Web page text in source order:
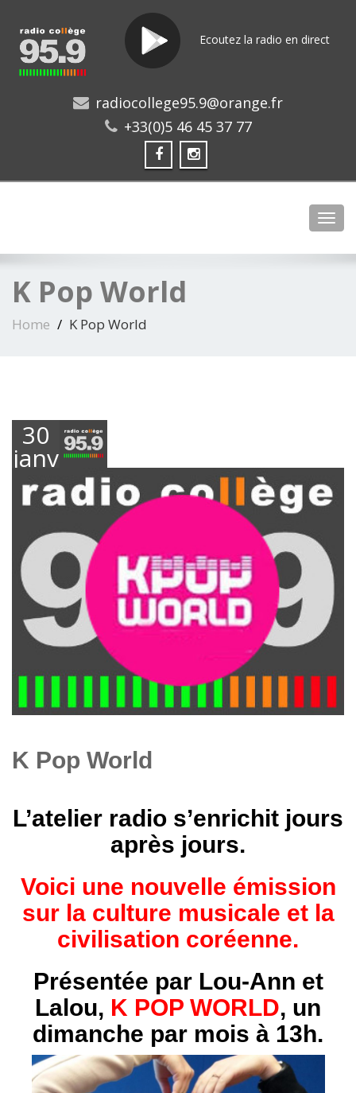
Ecoutez la radio en direct
radiocollege95.9@orange.fr
+33(0)5 46 45 37 77
K Pop World
Home K Pop World
30
janvier
2019
K Pop World
L’atelier radio s’enrichit jours
après jours.
Voici une nouvelle émission
sur la culture musicale et la
civilisation coréenne.
Présentée par Lou-Ann et
Lalou, K POP WORLD, un
dimanche par mois à 13h.